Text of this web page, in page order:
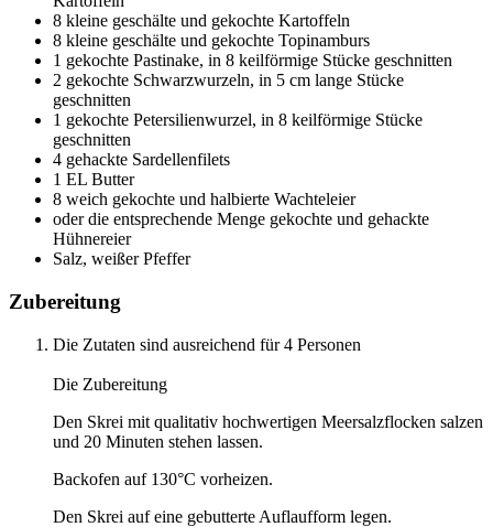
8 kleine geschälte und gekochte Kartoffeln
8 kleine geschälte und gekochte Topinamburs
1 gekochte Pastinake, in 8 keilförmige Stücke geschnitten
2 gekochte Schwarzwurzeln, in 5 cm lange Stücke
geschnitten
1 gekochte Petersilienwurzel, in 8 keilförmige Stücke
geschnitten
4 gehackte Sardellenfilets
1 EL Butter
8 weich gekochte und halbierte Wachteleier
oder die entsprechende Menge gekochte und gehackte
Hühnereier
Salz, weißer Pfeffer
Zubereitung
Die Zutaten sind ausreichend für 4 Personen
Die Zubereitung
Den Skrei mit qualitativ hochwertigen Meersalzflocken salzen
und 20 Minuten stehen lassen.
Backofen auf 130°C vorheizen.
Den Skrei auf eine gebutterte Auflaufform legen.